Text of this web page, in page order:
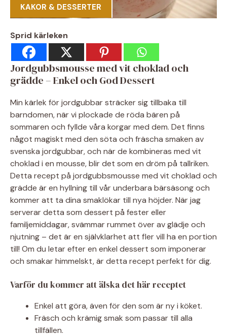
KAKOR & DESSERTER
Sprid kärleken
Jordgubbsmousse med vit choklad och
grädde – Enkel och God Dessert
Min kärlek för jordgubbar sträcker sig tillbaka till
barndomen, när vi plockade de röda bären på
sommaren och fyllde våra korgar med dem. Det finns
något magiskt med den söta och fräscha smaken av
svenska jordgubbar, och när de kombineras med vit
choklad i en mousse, blir det som en dröm på tallriken.
Detta recept på jordgubbsmousse med vit choklad och
grädde är en hyllning till vår underbara bärsäsong och
kommer att ta dina smaklökar till nya höjder. När jag
serverar detta som dessert på fester eller
familjemiddagar, svämmar rummet över av glädje och
njutning – det är en självklarhet att fler vill ha en portion
till! Om du letar efter en enkel dessert som imponerar
och smakar himmelskt, är detta recept perfekt för dig.
Varför du kommer att älska det här receptet
Enkel att göra, även för den som är ny i köket.
Fräsch och krämig smak som passar till alla
tillfällen.